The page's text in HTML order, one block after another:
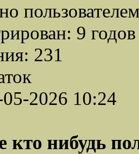
9
231
2026 10:24
нибудь